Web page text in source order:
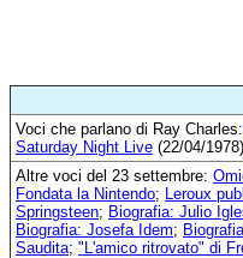
Voci che parlano di Ray Charles:
Saturday Night Live (22/04/
Altre voci del 23 settembre:
Fondata la Nintendo; Leroux
Springsteen; Biografia: Julio
Biografia: Josefa Idem;
Saudita; "L'amico ritrovato" di